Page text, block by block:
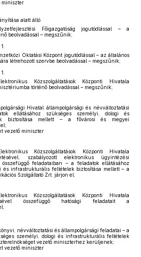
miniszter
alatt álló
Főigazgatóság jogutódlással – a
beolvadással – megszűnik;
Oktatási Központ jogutódlással – az általános
létrehozott szervbe beolvadással – megszűnik;
Közszolgáltatások Központi Hivatala
történő beolvadással – megszűnik;
Hivatal állampolgársági és névváltoztatási
ellátásához szükséges személyi, dologi és
biztosítása mellett – a fővárosi és megyei
vezető miniszter
Közszolgáltatások Központi Hivatala
szabályozott elektronikus ügyintézési
összefüggő feladataiban – a feladatok ellátásához
és infrastrukturális feltételek biztosítása mellett – a
Szolgáltató Zrt. járjon el;
Közszolgáltatások Központi Hivatala
összefüggő hatósági feladatait a
névváltoztatási és állampolgársági feladatai – a
személyi, dologi és infrastrukturális feltételek
vezető miniszterhez kerüljenek;
vezető miniszter